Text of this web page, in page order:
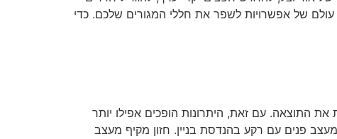
עולם של אפשרויות לשפר את חללי המגורים שלכם. כדי
התוצאה. עם זאת, היתרונות הופכים אפילו יותר
פנים עם רקע בהנדסת בניין. חזון מקיף מעצב